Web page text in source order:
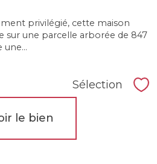
privilégié, cette maison
sur une parcelle arborée de 847
une...
Sélection
le bien